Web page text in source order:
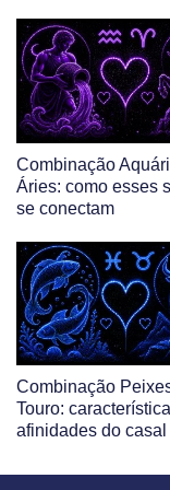
Combinação
Áries: como esses
se conectam
Combinação
Touro:
afinidades do casal